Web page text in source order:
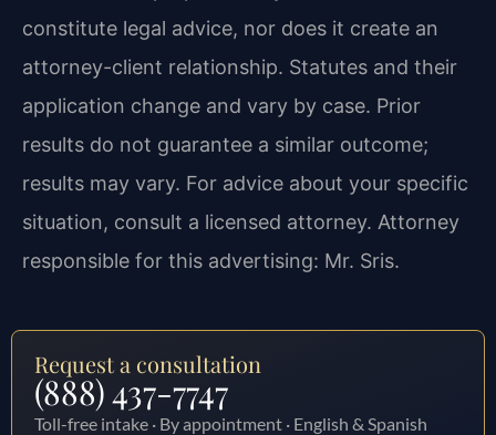
constitute legal advice, nor does it create an
attorney-client relationship. Statutes and their
application change and vary by case. Prior
results do not guarantee a similar outcome;
results may vary. For advice about your specific
situation, consult a licensed attorney. Attorney
responsible for this advertising: Mr. Sris.
Request a consultation
(888) 437-7747
Toll-free intake · By appointment · English & Spanish